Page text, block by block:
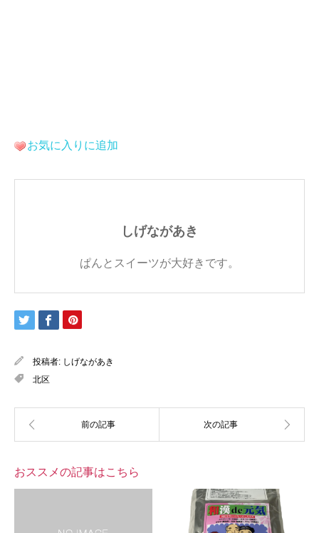
お気に入りに追加
しげながあき
ぱんとスイーツが大好きです。
投稿者: しげながあき
北区
おススメの記事はこちら